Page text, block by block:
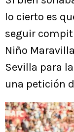
lo cierto es
seguir
Niño
Sevilla para
una petición